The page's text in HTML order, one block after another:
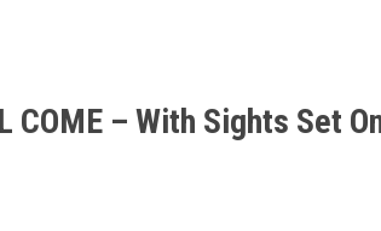
COME – With Sights Set